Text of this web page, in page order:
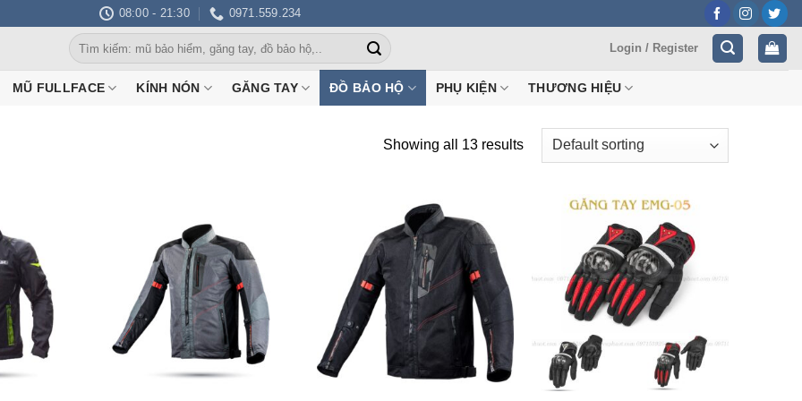
08:00 - 21:30 0971.559.234
Search
for:
Login / Register
MŨ FULLFACE KÍNH NÓN GĂNG TAY ĐỒ BẢO HỘ PHỤ KIỆN THƯƠNG HIỆU
Showing all 13 results